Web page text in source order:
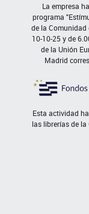
La empresa
programa
de la Comunidad
10-10-25 y de
de la Unión
Madrid
Esta actividad
las librerías de